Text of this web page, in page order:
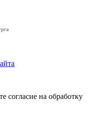
согласие на обработку